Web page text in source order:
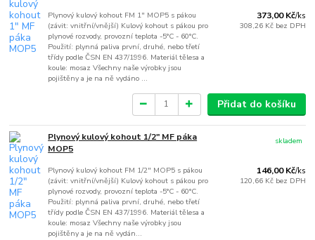
Plynový kulový kohout FM 1" MOP5 s pákou
(závit: vnitřní/vnější) Kulový kohout s pákou pro
plynové rozvody, provozní teplota -5°C - 60°C.
Použití: plynná paliva první, druhé, nebo třetí
třídy podle ČSN EN 437/1996. Materiál tělesa a
koule: mosaz Všechny naše výrobky jsou
pojištěny a je na ně vydáno ...
373,00 Kč/ks
308,26 Kč bez DPH
Přidat do košíku
Plynový kulový kohout 1/2" MF páka
MOP5
Plynový kulový kohout FM 1/2" MOP5 s pákou
(závit: vnitřní/vnější) Kulový kohout s pákou pro
plynové rozvody, provozní teplota -5°C - 60°C.
Použití: plynná paliva první, druhé, nebo třetí
třídy podle ČSN EN 437/1996. Materiál tělesa a
koule: mosaz Všechny naše výrobky jsou
pojištěny a je na ně vydán...
146,00 Kč/ks
120,66 Kč bez DPH
skladem